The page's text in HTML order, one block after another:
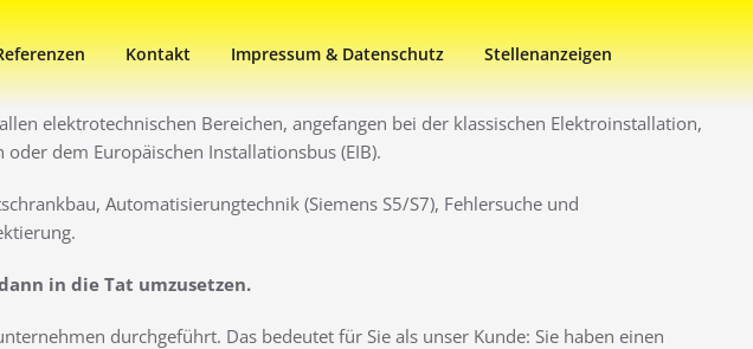
Kontakt Impressum & Datenschutz Stellenanzeigen
elektrotechnischen Bereichen, angefangen bei der klassischen Elektroinstallation,
dem Europäischen Installationsbus (EIB).
Automatisierungtechnik (Siemens S5/S7), Fehlersuche und
in die Tat umzusetzen.
durchgeführt. Das bedeutet für Sie als unser Kunde: Sie haben einen